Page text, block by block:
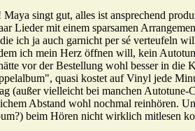
singt gut, alles ist ansprechend
Lieder mit einem sparsamen
ich ja auch garnicht per sé verteufeln
ich mein Herz öffnen will, kein
vor der Bestellung wohl besser in die
quasi kostet auf Vinyl jede
(außer vielleicht bei manchen Autotune-
Abstand wohl nochmal reinhören.
beim Hören nicht wirklich mitlesen